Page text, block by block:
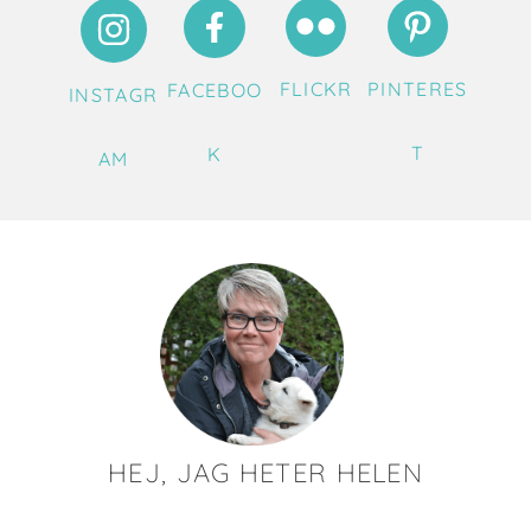
INSTAGR
AM
FACEBOO
K
FLICKR PINTERES
T
HEJ, JAG HETER HELEN